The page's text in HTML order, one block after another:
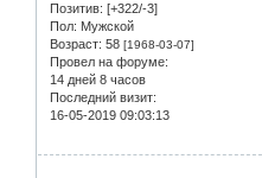
Позитив: [+322/-3]
Пол: Мужской
Возраст: 58 [1968-03-07]
Провел на форуме:
14 дней 8 часов
Последний визит:
16-05-2019 09:03:13